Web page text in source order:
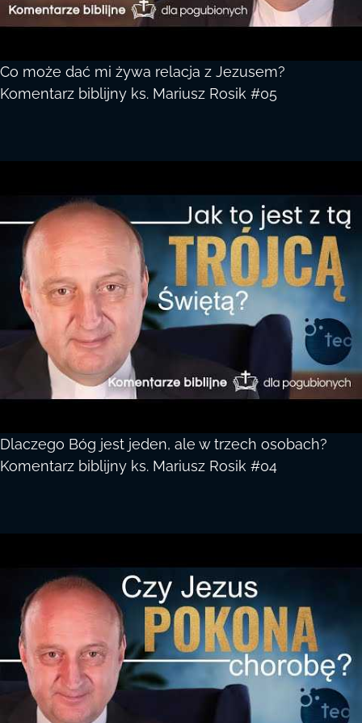
Co może dać mi żywa relacja z Jezusem?
Komentarz biblijny ks. Mariusz Rosik #05
Dlaczego Bóg jest jeden, ale w trzech osobach?
Komentarz biblijny ks. Mariusz Rosik #04